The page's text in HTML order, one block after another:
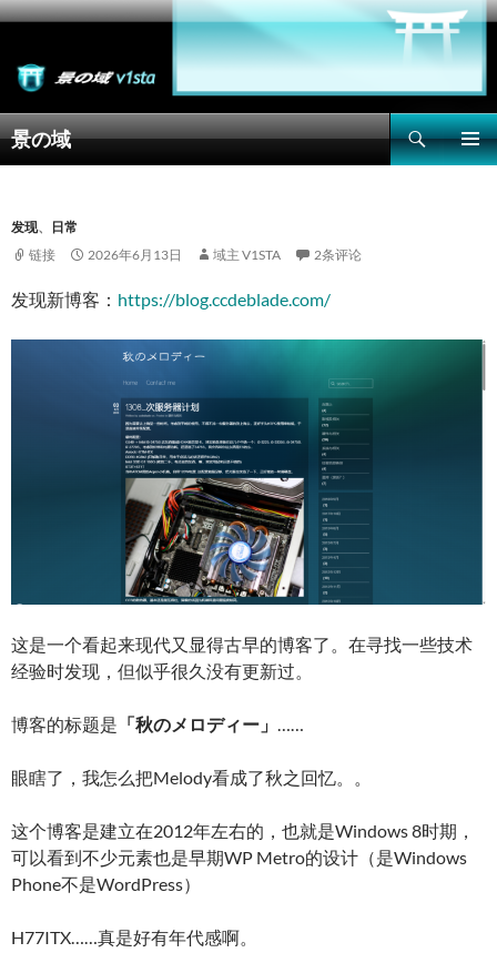
景の域
搜
索
文
发现、
日常
链接
2026年6月13日 域主 V1STA 2条评论
发现新博客： https://blog.ccdeblade.com/
这是一个看起来现代又显得古早的博客了。在寻找一些技术
经验时发现，但似乎很久没有更新过。
博客的标题是 「秋のメロディー」 ……
眼瞎了，我怎么把Melody看成了秋之回忆。。
这个博客是建立在2012年左右的，也就是Windows 8时期，
可以看到不少元素也是早期WP Metro的设计（是Windows
Phone不是WordPress）
H77ITX……真是好有年代感啊。